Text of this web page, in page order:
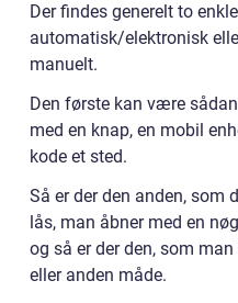
Der findes generelt to
automatisk/elektronisk
manuelt.
Den første kan være
med en knap, en mobil
kode et sted.
Så er der den anden, som
lås, man åbner med en
og så er der den, som
eller anden måde.